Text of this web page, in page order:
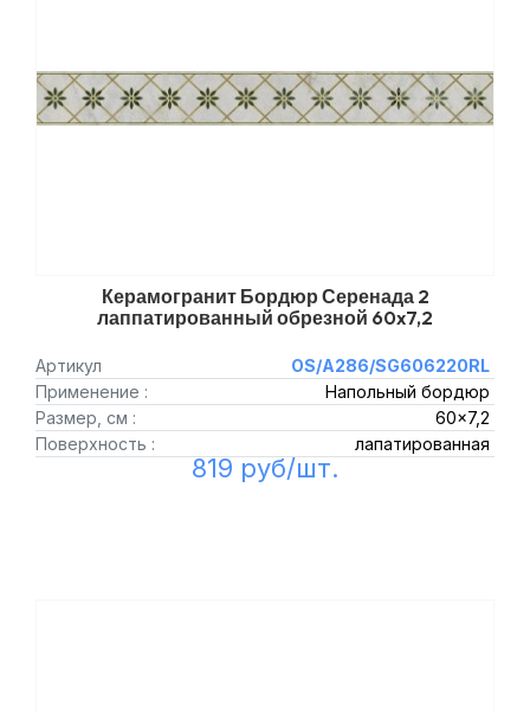
Керамогранит Бордюр Серенада 2
лаппатированный обрезной 60x7,2
Артикул
OS/A286/SG606220RL
Применение :
Напольный бордюр
Размер, см :
60x7,2
Поверхность :
лапатированная
819 руб/шт.